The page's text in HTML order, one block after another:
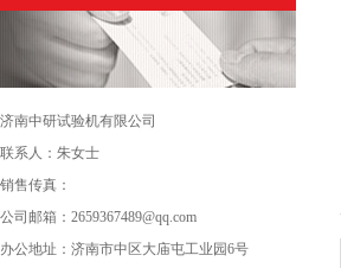
济南中研试验机有限公司
联系人：朱女士
销售传真：
公司邮箱：2659367489@qq.com
办公地址：济南市中区大庙屯工业园6号